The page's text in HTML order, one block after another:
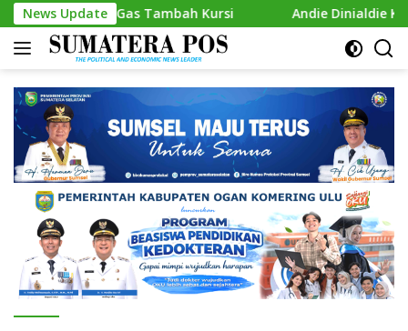
Skip
to
content
News Update
Siap Gas Tambah Kursi Andie Dinialdie